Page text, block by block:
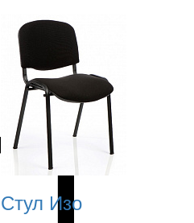
Стул Изо